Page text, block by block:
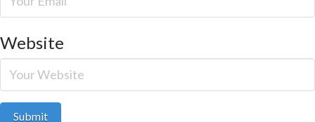
Website